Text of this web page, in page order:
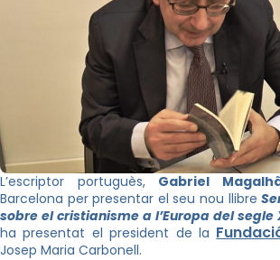
L’escriptor portuguès, Gabriel
Barcelona per presentar el seu nou llibre
sobre el cristianisme a l’Europa del segle
ha presentat el president de la
Josep Maria Carbonell.